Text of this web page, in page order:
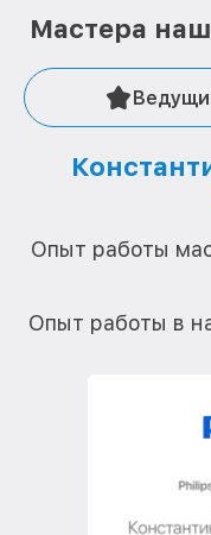
Мастера
Опыт работы
Опыт работы в